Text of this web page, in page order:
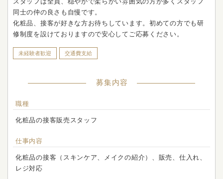
同士の仲の良さも自慢です。
化粧品、接客が好きな方お待ちしています。初めての方でも研
修制度を設けておりますので安心してご応募ください。
未経験者歓迎 交通費支給
募集内容
職種
化粧品の接客販売スタッフ
仕事内容
化粧品の接客（スキンケア、メイクの紹介）、販売、仕入れ、
レジ対応